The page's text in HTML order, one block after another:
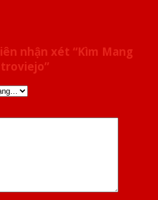
nhận xét “Kìm Mang